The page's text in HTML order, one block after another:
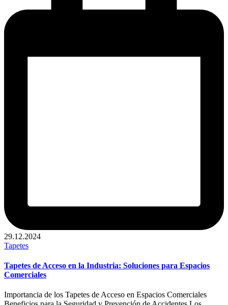
29.12.2024
Publicado
Tapetes
Tapetes de Acceso en la Industria: Soluciones para Espacios
Comerciales
Importancia de los Tapetes de Acceso en Espacios Comerciales